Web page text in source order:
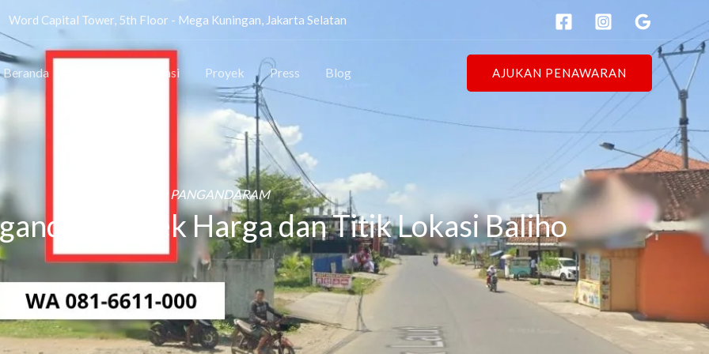
Word Capital Tower, 5th Floor - Mega Kuningan, Jakarta Selatan
Beranda Lokasi Proyek Press Blog AJUKAN PENAWARAN
SEWA BALIHO PANGANDARAM
Cek Harga dan Titik Lokasi Baliho